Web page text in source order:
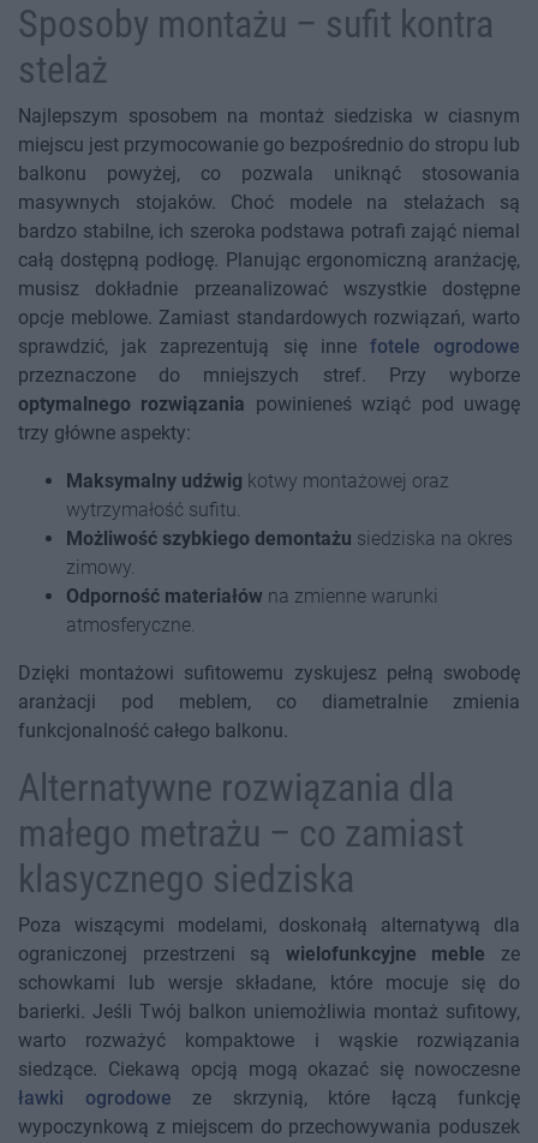
Sposoby montażu – sufit kontra
stelaż
Najlepszym sposobem na montaż siedziska w ciasnym
miejscu jest przymocowanie go bezpośrednio do stropu lub
balkonu powyżej, co pozwala uniknąć stosowania
masywnych stojaków. Choć modele na stelażach są
bardzo stabilne, ich szeroka podstawa potrafi zająć niemal
całą dostępną podłogę. Planując ergonomiczną aranżację,
musisz dokładnie przeanalizować wszystkie dostępne
opcje meblowe. Zamiast standardowych rozwiązań, warto
sprawdzić, jak zaprezentują się inne fotele ogrodowe
przeznaczone do mniejszych stref. Przy wyborze
optymalnego rozwiązania powinieneś wziąć pod uwagę
trzy główne aspekty:
Maksymalny udźwig kotwy montażowej oraz
wytrzymałość sufitu.
Możliwość szybkiego demontażu siedziska na okres
zimowy.
Odporność materiałów na zmienne warunki
atmosferyczne.
Dzięki montażowi sufitowemu zyskujesz pełną swobodę
aranżacji pod meblem, co diametralnie zmienia
funkcjonalność całego balkonu.
Alternatywne rozwiązania dla
małego metrażu – co zamiast
klasycznego siedziska
Poza wiszącymi modelami, doskonałą alternatywą dla
ograniczonej przestrzeni są wielofunkcyjne meble ze
schowkami lub wersje składane, które mocuje się do
barierki. Jeśli Twój balkon uniemożliwia montaż sufitowy,
warto rozważyć kompaktowe i wąskie rozwiązania
siedzące. Ciekawą opcją mogą okazać się nowoczesne
ławki ogrodowe ze skrzynią, które łączą funkcję
wypoczynkową z miejscem do przechowywania poduszek